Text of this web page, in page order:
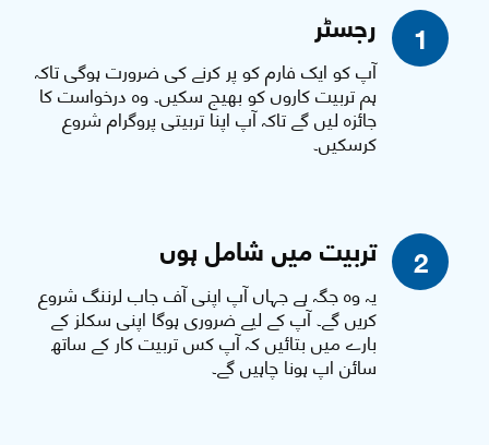
1 رجسٹر
آپ کو ایک فارم کو پر کرنے کی ضرورت ہوگی تاکہ
ہم تربیت کاروں کو بھیج سکیں۔ وہ درخواست کا
جائزہ لیں گے تاکہ آپ اپنا تربیتی پروگرام شروع
کرسکیں۔
2 تربیت میں شامل ہوں
یہ وہ جگہ ہے جہاں آپ اپنی آف جاب لرننگ شروع
کریں گے۔ آپ کے لیے ضروری ہوگا اپنی سکلز کے
بارے میں بتائیں کہ آپ کس تربیت کار کے ساتھ
سائن اپ ہونا چاہیں گے۔